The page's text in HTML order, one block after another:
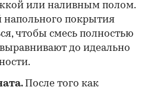
или наливным полом.
напольного покрытия
чтобы смесь полностью
до идеально
После того как